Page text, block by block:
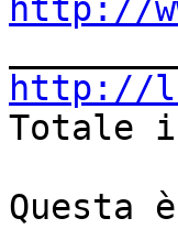
http://
http://
Totale
Questa